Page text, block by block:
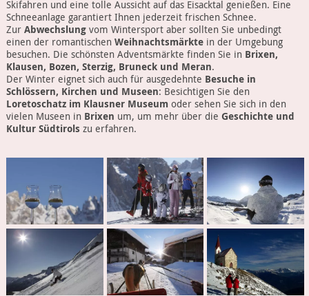
Skifahren und eine tolle Aussicht auf das Eisacktal genießen. Eine
Schneeanlage garantiert Ihnen jederzeit frischen Schnee.
Zur Abwechslungvom Wintersport aber sollten Sie unbedingt
einen der romantischen Weihnachtsmärktein der Umgebung
besuchen. Die schönsten Adventsmärkte finden Sie in Brixen,
Klausen, Bozen, Sterzig, Bruneck und Meran.
Der Winter eignet sich auch für ausgedehnte Besuche in
Schlössern, Kirchen und Museen: Besichtigen Sie den
Loretoschatz im Klausner Museumoder sehen Sie sich in den
vielen Museen in Brixen um, um mehr über die Geschichte und
Kultur Südtirolszu erfahren.